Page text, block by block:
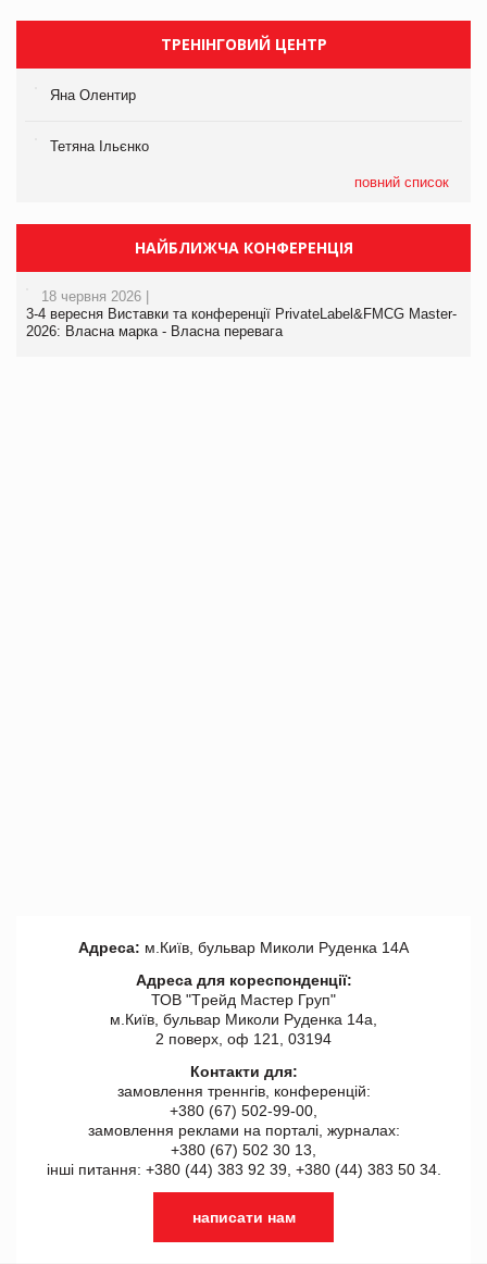
ТРЕНІНГОВИЙ ЦЕНТР
Яна Олентир
Тетяна Ільєнко
повний список
НАЙБЛИЖЧА КОНФЕРЕНЦІЯ
18 червня 2026 |
3-4 вересня Виставки та конференції PrivateLabel&FMCG Master-
2026: Власна марка - Власна перевага
Адреса: м.Київ, бульвар Миколи Руденка 14А
Адреса для кореспонденції:
ТОВ "Tрейд Мастер Груп"
м.Київ, бульвар Миколи Руденка 14а,
2 поверх, оф 121, 03194
Контакти для:
замовлення треннгів, конференцій:
+380 (67) 502-99-00,
замовлення реклами на порталі, журналах:
+380 (67) 502 30 13,
інші питання: +380 (44) 383 92 39, +380 (44) 383 50 34.
написати нам